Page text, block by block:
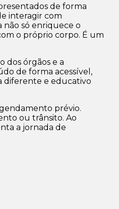
de forma
interagir com
não só enriquece o
o próprio corpo. É um
dos órgãos e a
de forma acessível,
diferente e educativo
prévio.
ou trânsito. Ao
a jornada de